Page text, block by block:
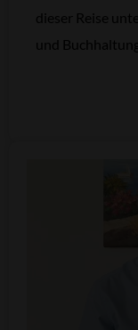
dieser Reise
und